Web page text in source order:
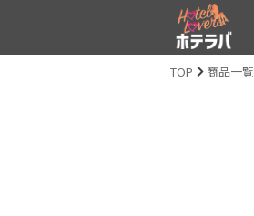
TOP 商品一覧